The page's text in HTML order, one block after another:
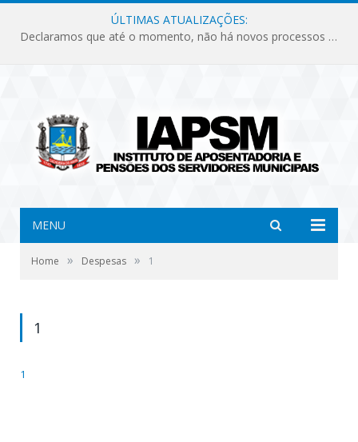
ÚLTIMAS ATUALIZAÇÕES:
Declaramos que até o momento, não há novos processos licitatórios para o Instituto de Previdência no ano de 2026.
MENU
Home » Despesas » 1
1
1